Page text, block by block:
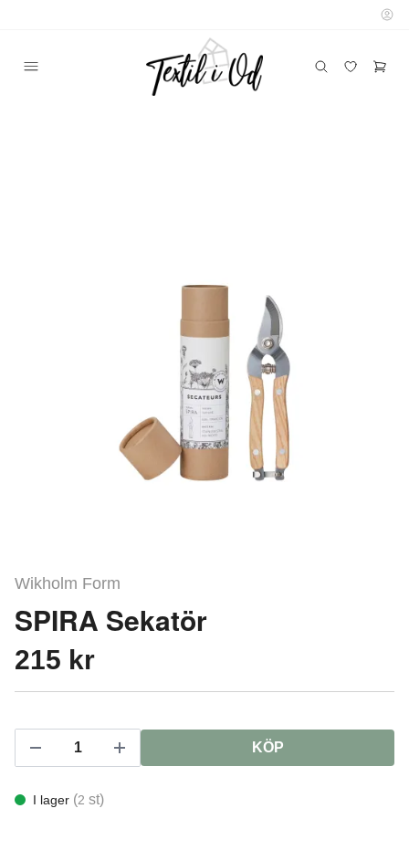
Wikholm Form
SPIRA Sekatör
215 kr
KÖP
I lager (2 st)